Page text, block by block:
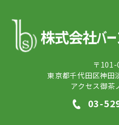
〒101-
東京都千代田区神田
アクセス御茶
03-